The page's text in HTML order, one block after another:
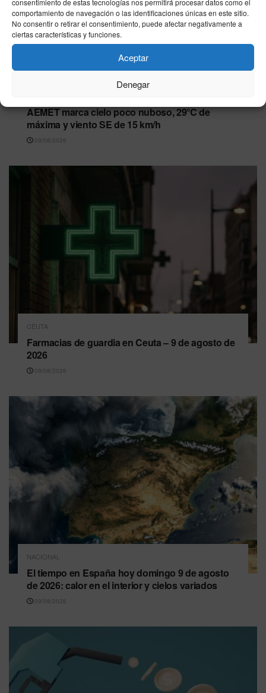
consentimiento de estas tecnologías nos permitirá procesar datos como el
comportamiento de navegación o las identificaciones únicas en este sitio.
No consentir o retirar el consentimiento, puede afectar negativamente a
ciertas características y funciones.
Aceptar
Denegar
AEMET marca cielo poco nuboso, 29°C de
máxima y viento SE de 15 km/h
09/08/2026
CEUTA
Farmacias de guardia en Ceuta – 9 de agosto de
2026
09/08/2026
NACIONAL
El tiempo en España hoy domingo 9 de agosto
de 2026: calor en el interior y cielos variados
09/08/2026